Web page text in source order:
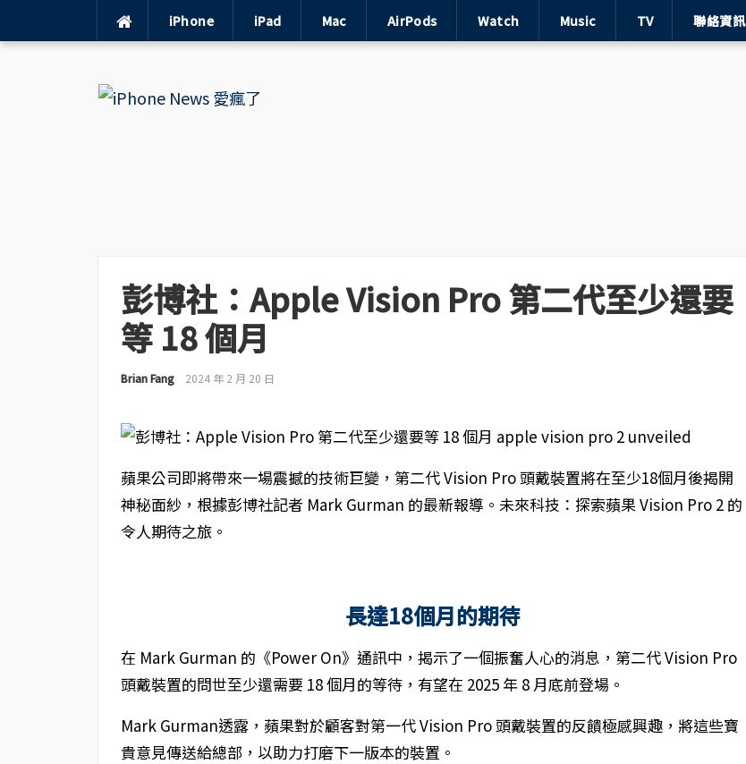
iPhone iPad Mac AirPods Watch Music TV 聯絡資訊
彭博社：Apple Vision Pro 第二代至少還要
等 18 個月
Brian Fang 2024 年 2 月 20 日
蘋果公司即將帶來一場震撼的技術巨變，第二代 Vision Pro 頭戴裝置將在至少18個月後揭開
神秘面紗，根據彭博社記者 Mark Gurman 的最新報導。未來科技：探索蘋果 Vision Pro 2 的
令人期待之旅。
長達18個月的期待
在 Mark Gurman 的《Power On》通訊中，揭示了一個振奮人心的消息，第二代 Vision Pro
頭戴裝置的問世至少還需要 18 個月的等待，有望在 2025 年 8 月底前登場。
Mark Gurman透露，蘋果對於顧客對第一代 Vision Pro 頭戴裝置的反饋極感興趣，將這些寶
貴意見傳送給總部，以助力打磨下一版本的裝置。